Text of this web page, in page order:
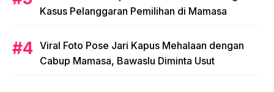
Kasus Pelanggaran Pemilihan di Mamasa
Viral Foto Pose Jari Kapus Mehalaan dengan
Cabup Mamasa, Bawaslu Diminta Usut